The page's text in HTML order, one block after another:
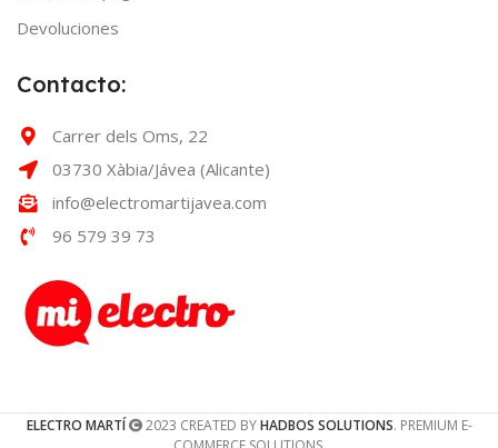
Devoluciones
Contacto:
Carrer dels Oms, 22
03730 Xàbia/Jávea (Alicante)
info@electromartijavea.com
96 579 39 73
ELECTRO MARTÍ 2023 CREATED BYHADBOS SOLUTIONS. PREMIUM E-